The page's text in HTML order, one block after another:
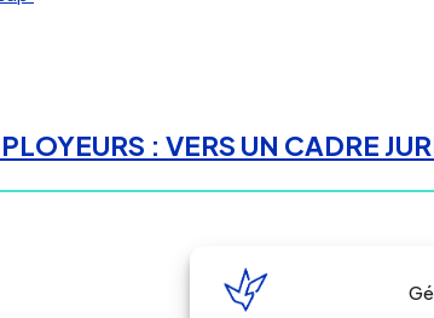
: VERS UN CADRE